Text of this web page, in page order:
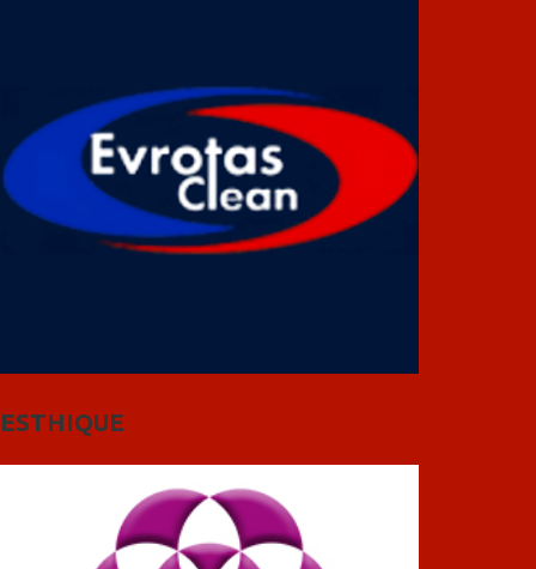
ESTHIQUE